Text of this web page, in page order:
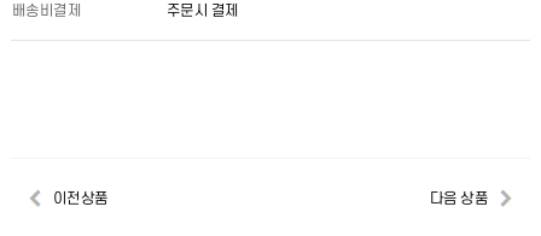
배송비결제
주문시 결제
이전상품 다음 상품